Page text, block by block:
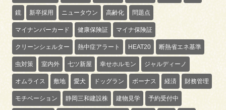
鏡 新卒採用 ニュータウン 高齢化 問題点
マイナンバーカード 健康保険証 マイナ保険証
クリーンシェルター 熱中症アラート HEAT20 断熱省エネ基準
虫対策 室内外 七ツ新屋 幸せホルモン ジャルディーノ
オムライス 敷地 愛犬 ドッグラン ボーナス 経済 財務管理
モチベーション 静岡三和建設株 建物見学 予約受付中